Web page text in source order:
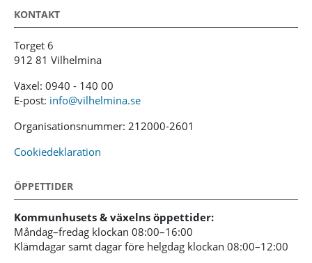
KONTAKT
Torget 6
912 81 Vilhelmina
Växel: 0940 - 140 00
E-post: info@vilhelmina.se
Organisationsnummer: 212000-2601
Cookiedeklaration
ÖPPETTIDER
Kommunhusets & växelns öppettider:
Måndag–fredag klockan 08:00–16:00
Klämdagar samt dagar före helgdag klockan 08:00–12:00